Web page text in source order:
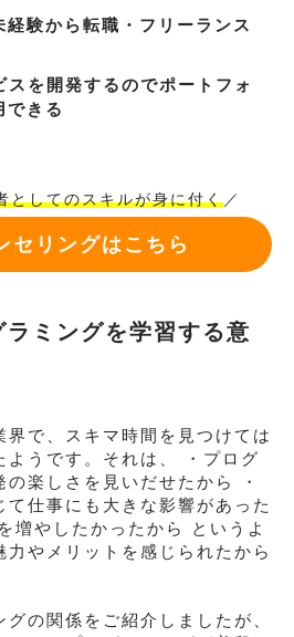
経験から転職・フリーランス
スを開発するのでポートフォ
できる
としてのスキルが身に付く／
セリングはこちら
ミングを学習する意
界で、スキマ時間を見つけては
ようです。それは、 ・プログ
楽しさを見いだせたから ・
て仕事にも大きな影響があった
増やしたかったから というよ
力やメリットを感じられたから
の関係をご紹介しましたが、